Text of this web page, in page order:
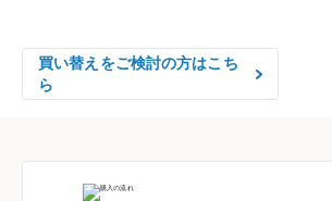
買い替えをご検討の方はこち
ら